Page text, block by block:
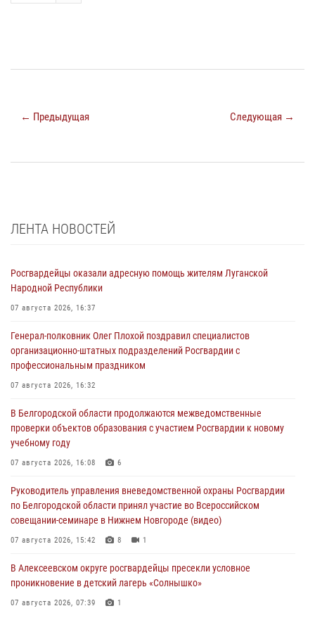
← Предыдущая Следующая →
ЛЕНТА НОВОСТЕЙ
Росгвардейцы оказали адресную помощь жителям Луганской
Народной Республики
07 августа 2026, 16:37
Генерал-полковник Олег Плохой поздравил специалистов
организационно-штатных подразделений Росгвардии с
профессиональным праздником
07 августа 2026, 16:32
В Белгородской области продолжаются межведомственные
проверки объектов образования с участием Росгвардии к новому
учебному году
07 августа 2026, 16:08 6
Руководитель управления вневедомственной охраны Росгвардии
по Белгородской области принял участие во Всероссийском
совещании-семинаре в Нижнем Новгороде (видео)
07 августа 2026, 15:42 8 1
В Алексеевском округе росгвардейцы пресекли условное
проникновение в детский лагерь «Солнышко»
07 августа 2026, 07:39 1